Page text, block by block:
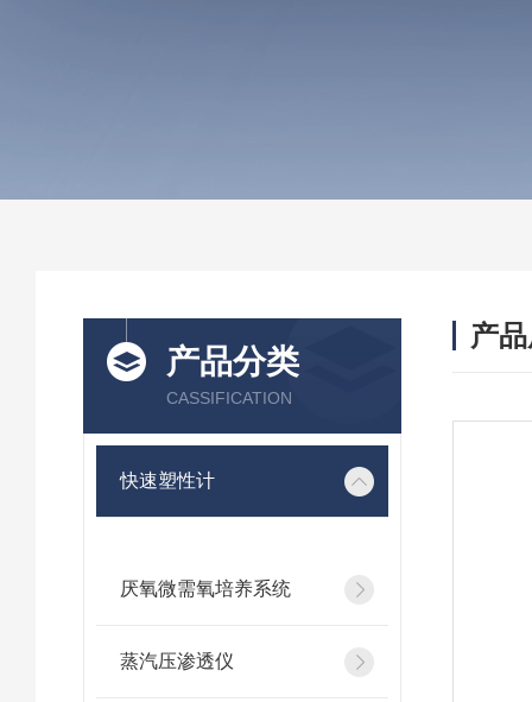
产品分类
CASSIFICATION
快速塑性计
厌氧微需氧培养系统
蒸汽压渗透仪
产